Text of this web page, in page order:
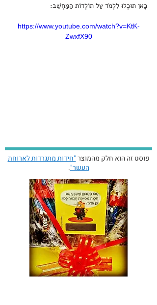
כָּאן תּוּכְלוּ לִלְמֹד עַל תּוֹלְדוֹת הַמַּחְשֵׁב:
https://www.youtube.com/watch?v=KtK-
ZwxfX90
פוסט זה הוא חלק מהמוצר"חידות מתגרדות לארוחת
העשר".